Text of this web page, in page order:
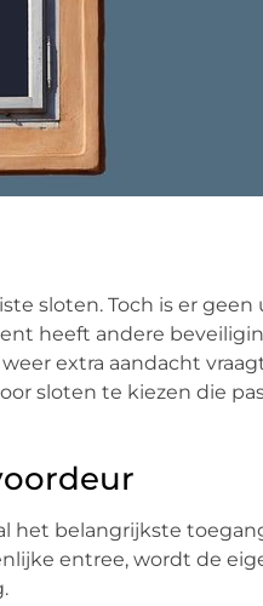
sloten. Toch is er geen
heeft andere
extra aandacht
sloten te kiezen die
het belangrijkste
entree, wordt de